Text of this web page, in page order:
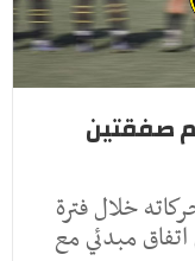
صفقتين
خلال فترة
مبدئي مع